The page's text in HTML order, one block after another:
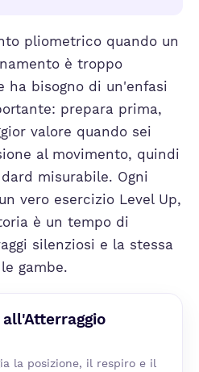
pliometrico quando un
è troppo
ha bisogno di un'enfasi
prepara prima,
valore quando sei
al movimento, quindi
misurabile. Ogni
vero esercizio Level Up,
è un tempo di
silenziosi e la stessa
gambe.
la posizione, il respiro e il